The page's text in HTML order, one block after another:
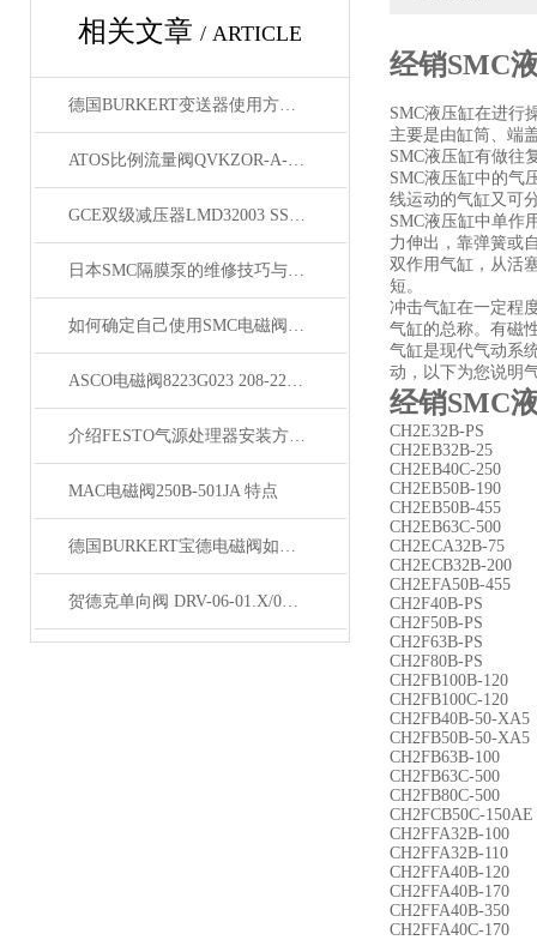
相关文章 / ARTICLE
德国BURKERT变送器使用方法与技术参数
ATOS比例流量阀QVKZOR-A-10/65意大利原装
GCE双级减压器LMD32003 SSF10定制型号
日本SMC隔膜泵的维修技巧与特点
如何确定自己使用SMC电磁阀几位几通
ASCO电磁阀8223G023 208-220/50天津现货库存
介绍FESTO气源处理器安装方法与使用要求
MAC电磁阀250B-501JA 特点
德国BURKERT宝德电磁阀如何正确安装维护？
贺德克单向阀 DRV-06-01.X/0备货
经销SMC
SMC液压缸在进行
主要是由缸筒、端
SMC液压缸有做往
SMC液压缸中的气
线运动的气缸又可
SMC液压缸中单作
力伸出，靠弹簧或
双作用气缸，从活
短。
冲击气缸在一定程
气缸的总称。有磁
气缸是现代气动系
动，以下为您说明
经销SMC
CH2E32B-PS
CH2EB32B-25
CH2EB40C-250
CH2EB50B-190
CH2EB50B-455
CH2EB63C-500
CH2ECA32B-75
CH2ECB32B-200
CH2EFA50B-455
CH2F40B-PS
CH2F50B-PS
CH2F63B-PS
CH2F80B-PS
CH2FB100B-120
CH2FB100C-120
CH2FB40B-50-XA5
CH2FB50B-50-XA5
CH2FB63B-100
CH2FB63C-500
CH2FB80C-500
CH2FCB50C-150AE
CH2FFA32B-100
CH2FFA32B-110
CH2FFA40B-120
CH2FFA40B-170
CH2FFA40B-350
CH2FFA40C-170